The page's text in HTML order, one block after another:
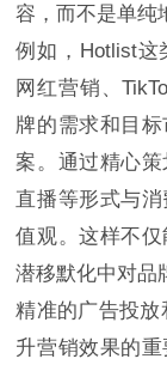
容，而不是单纯
例如，Hotlist这
网红营销、
牌的需求和目
案。通过精心策
直播等形式与
值观。这样不
潜移默化中对品
精准的广告投放
升营销效果的